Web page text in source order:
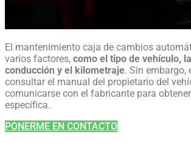
El mantenimiento caja de cambios
varios factores, como el tipo de vehículo,
conducción y el kilometraje. Sin embargo,
consultar el manual del propietario del
comunicarse con el fabricante para
específica.
PONERME EN CONTACTO